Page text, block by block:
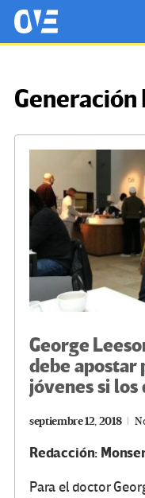
Saltar al contenido principal
George
debe apostar
jóvenes si los
septiembre 12, 2018
Redacción:
Para el doctor